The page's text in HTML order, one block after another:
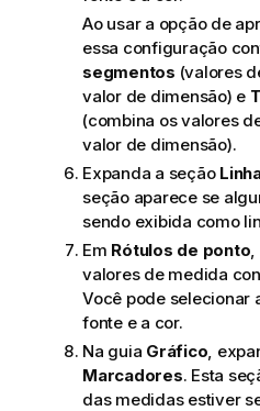
Ao usar a opção de
essa configuração
segmentos (valores
valor de dimensão) e
(combina os valores
valor de dimensão).
Expanda a seção
seção aparece se
sendo exibida como
Em Rótulos de ponto
valores de medida
Você pode selecionar
fonte e a cor.
Na guia Gráfico ,
Marcadores. Esta
das medidas estiver